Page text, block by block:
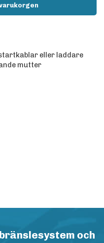
eller laddare
mutter
och